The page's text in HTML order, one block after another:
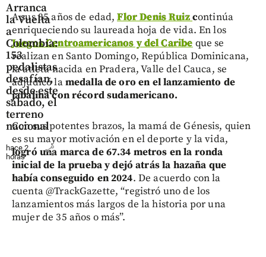
Arranca
la Vuelta
a
Colombia:
153
pedalistas
desafían,
desde este
sábado, el
terreno
nacional
hace 2
horas
share
A sus 35 años de edad,Flor Denis Ruizcontinúa
enriqueciendo su laureada hoja de vida. En los
Juegos Centroamericanos y del Caribe que se
realizan en Santo Domingo, República Dominicana,
la atleta nacida en Pradera, Valle del Cauca, se
adjudicó lamedalla de oro en el lanzamiento de
jabalina con récord sudamericano.
Con sus potentes brazos, la mamá de Génesis, quien
es su mayor motivación en el deporte y la vida,
logró una marca de 67.34 metros en la ronda
inicial de la prueba y dejó atrás la hazaña que
había conseguido en 2024. De acuerdo con la
cuenta @TrackGazette, “registró uno de los
lanzamientos más largos de la historia por una
mujer de 35 años o más”.